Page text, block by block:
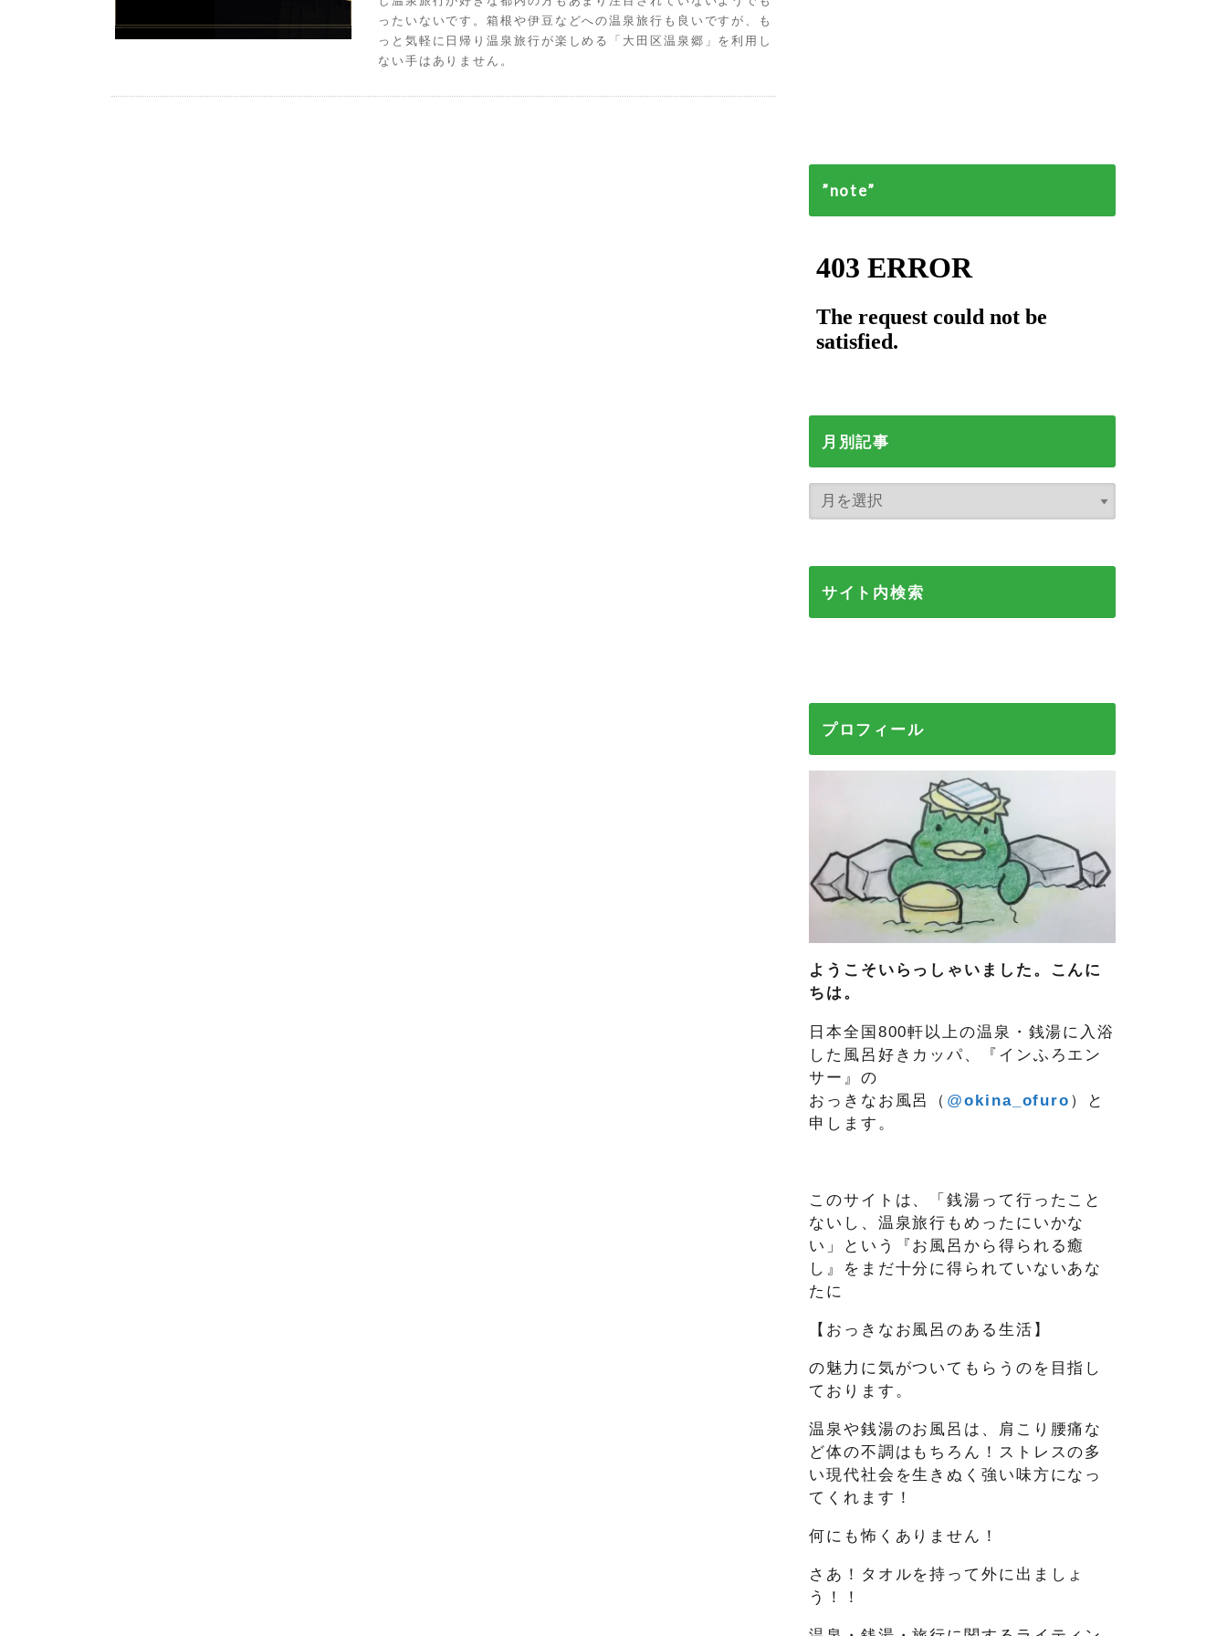
ったいないです。箱根や伊豆などへの温泉旅行も良いですが、も
っと気軽に日帰り温泉旅行が楽しめる「大田区温泉郷」を利用し
ない手はありません。
”note”
月別記事
サイト内検索
プロフィール
ようこそいらっしゃいました。こんに
ちは。
日本全国800軒以上の温泉・銭湯に入浴
した風呂好きカッパ、『インふろエン
サー』の
おっきなお風呂（ @okina_ofuro ）
と
申します。
このサイトは、「銭湯って行ったこと
ないし、温泉旅行もめったにいかな
い」という『お風呂から得られる癒
し』をまだ十分に得られていないあな
たに
【おっきなお風呂のある生活】
の魅力に気がついてもらうのを目指し
ております。
温泉や銭湯のお風呂は、肩こり腰痛な
ど体の不調はもちろん！ストレスの多
い現代社会を生きぬく強い味方になっ
てくれます！
何にも怖くありません！
さあ！タオルを持って外に出ましょ
う！！